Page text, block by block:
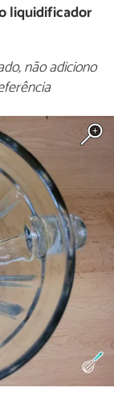
liquidificador
não adiciono